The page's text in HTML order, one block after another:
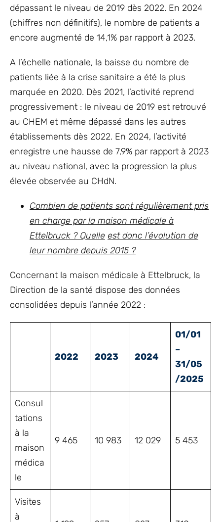
dépassant le niveau de 2019 dès 2022. En 2024
(chiffres non définitifs), le nombre de patients a
encore augmenté de 14,1% par rapport à 2023.
A l’échelle nationale, la baisse du nombre de
patients liée à la crise sanitaire a été la plus
marquée en 2020. Dès 2021, l’activité reprend
progressivement : le niveau de 2019 est retrouvé
au CHEM et même dépassé dans les autres
établissements dès 2022. En 2024, l’activité
enregistre une hausse de 7,9% par rapport à 2023
au niveau national, avec la progression la plus
élevée observée au CHdN.
Combien de patients sont régulièrement pris
en charge par la maison médicale à
Ettelbruck ? Quelle est donc l’évolution de
leur nombre depuis 2015 ?
Concernant la maison médicale à Ettelbruck, la
Direction de la santé dispose des données
consolidées depuis l’année 2022 :
2022 2023 2024
01/01
–
31/05
/2025
Consul
tations
à la
maison
médica
le
9 465 10 983 12 029 5 453
Visites
à